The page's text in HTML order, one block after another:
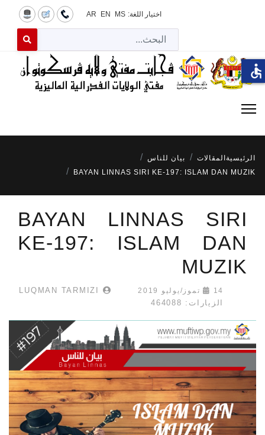
اختيار اللغة: MS
EN
AR
for results.
الرئيسية المقالات
بيان للناس
BAYAN LINNAS SIRI KE-197: ISLAM DAN MUZIK
BAYAN LINNAS SIRI
KE-197: ISLAM DAN
MUZIK
14 تموز/يوليو 2019
الزيارات: 464088
accessible